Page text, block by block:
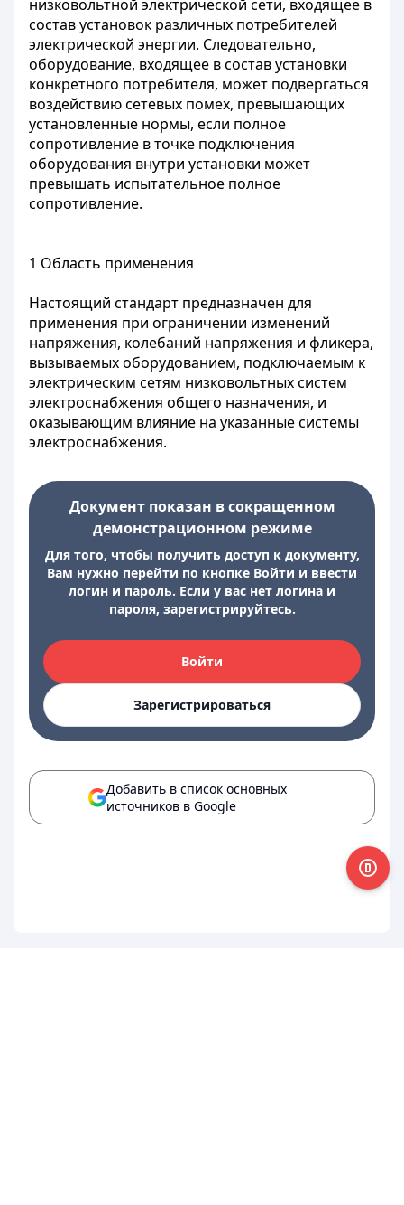
низковольтной электрической сети, входящее в
состав установок различных потребителей
электрической энергии. Следовательно,
оборудование, входящее в состав установки
конкретного потребителя, может подвергаться
воздействию сетевых помех, превышающих
установленные нормы, если полное
сопротивление в точке подключения
оборудования внутри установки может
превышать испытательное полное
сопротивление.
1 Область применения
Настоящий стандарт предназначен для
применения при ограничении изменений
напряжения, колебаний напряжения и фликера,
вызываемых оборудованием, подключаемым к
электрическим сетям низковольтных систем
электроснабжения общего назначения, и
оказывающим влияние на указанные системы
электроснабжения.
Документ показан в сокращенном
демонстрационном режиме
Для того, чтобы получить доступ к документу,
Вам нужно перейти по кнопке Войти и ввести
логин и пароль. Если у вас нет логина и
пароля, зарегистрируйтесь.
Войти
Зарегистрироваться
Добавить в список основных
источников в Google